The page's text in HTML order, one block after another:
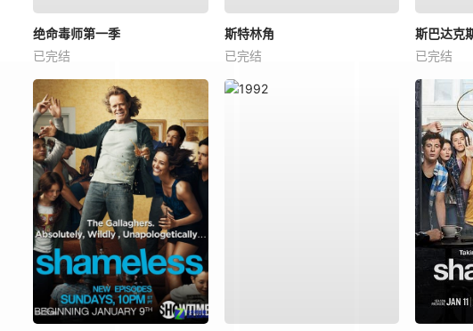
绝命毒师第一季
已完结
斯特林角
已完结
斯巴达克
已完结